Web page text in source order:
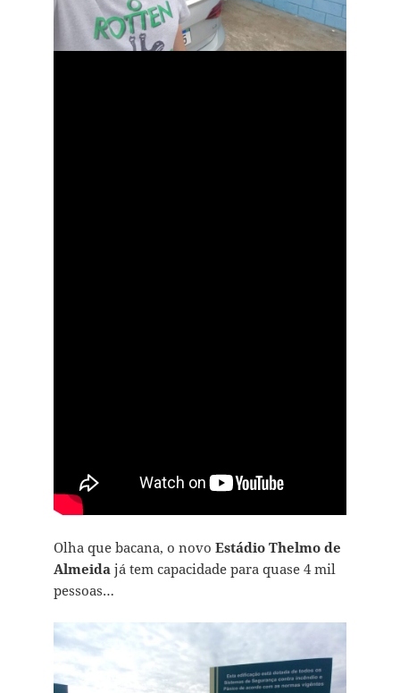
Olha que bacana, o novo Estádio Thelmo de
Almeidajá tem capacidade para quase 4 mil
pessoas…